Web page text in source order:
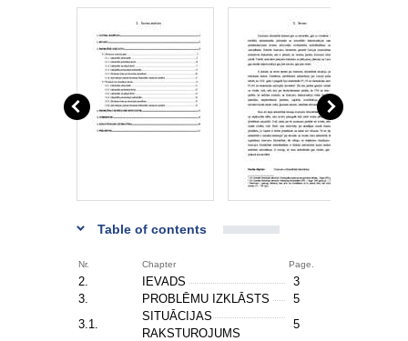
Table of contents
Nr. Chapter Page.
2. IEVADS
3
3.
PROBLĒMU IZKLĀSTS
5
3.1.
SITUĀCIJAS
RAKSTUROJUMS
5